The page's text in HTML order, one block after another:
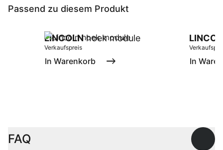
Passend zu diesem Produkt
LINCOLNhoek module
Verkaufspreis
In Warenkorb In
FAQ